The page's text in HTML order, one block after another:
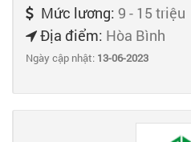
Mức lương: 9 - 15 triệu
Địa điểm: Hòa Bình
Ngày cập nhật: 13-06-2023